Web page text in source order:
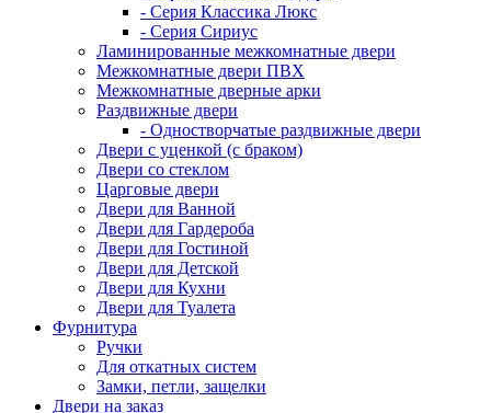
- Серия Классика Люкс
- Серия Сириус
Ламинированные межкомнатные двери
Межкомнатные двери ПВХ
Межкомнатные дверные арки
Раздвижные двери
- Одностворчатые раздвижные двери
Двери с уценкой (с браком)
Двери со стеклом
Царговые двери
Двери для Ванной
Двери для Гардероба
Двери для Гостиной
Двери для Детской
Двери для Кухни
Двери для Туалета
Фурнитура
Ручки
Для откатных систем
Замки, петли, защелки
Двери на заказ